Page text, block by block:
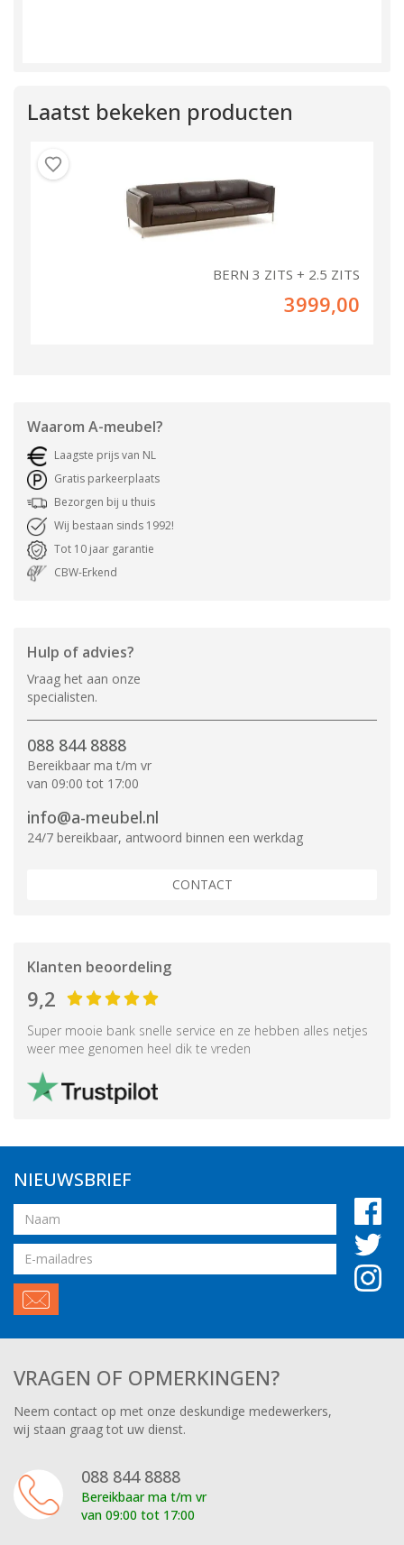
Laatst bekeken producten
BERN 3 ZITS + 2.5 ZITS
3999,00
Waarom A-meubel?
Laagste prijs van NL
Gratis parkeerplaats
Bezorgen bij u thuis
Wij bestaan sinds 1992!
Tot 10 jaar garantie
CBW-Erkend
Hulp of advies?
Vraag het aan onze
specialisten.
088 844 8888
Bereikbaar ma t/m vr
van 09:00 tot 17:00
info@a-meubel.nl
24/7 bereikbaar, antwoord binnen een werkdag
CONTACT
Klanten beoordeling
9,2
Super mooie bank snelle service en ze hebben alles netjes
weer mee genomen heel dik te vreden
NIEUWSBRIEF
Naam
Email
VRAGEN OF OPMERKINGEN?
Neem contact op met onze deskundige medewerkers,
wij staan graag tot uw dienst.
088 844 8888
Bereikbaar ma t/m vr
van 09:00 tot 17:00